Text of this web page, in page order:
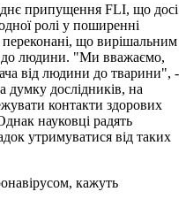
припущення FLI, що досі
ролі у поширенні
переконані, що вирішальним
до людини. "Ми вважаємо,
від людини до тварини", -
дослідників, на
контакти здорових
науковці радять
утримуватися від таких
кажуть